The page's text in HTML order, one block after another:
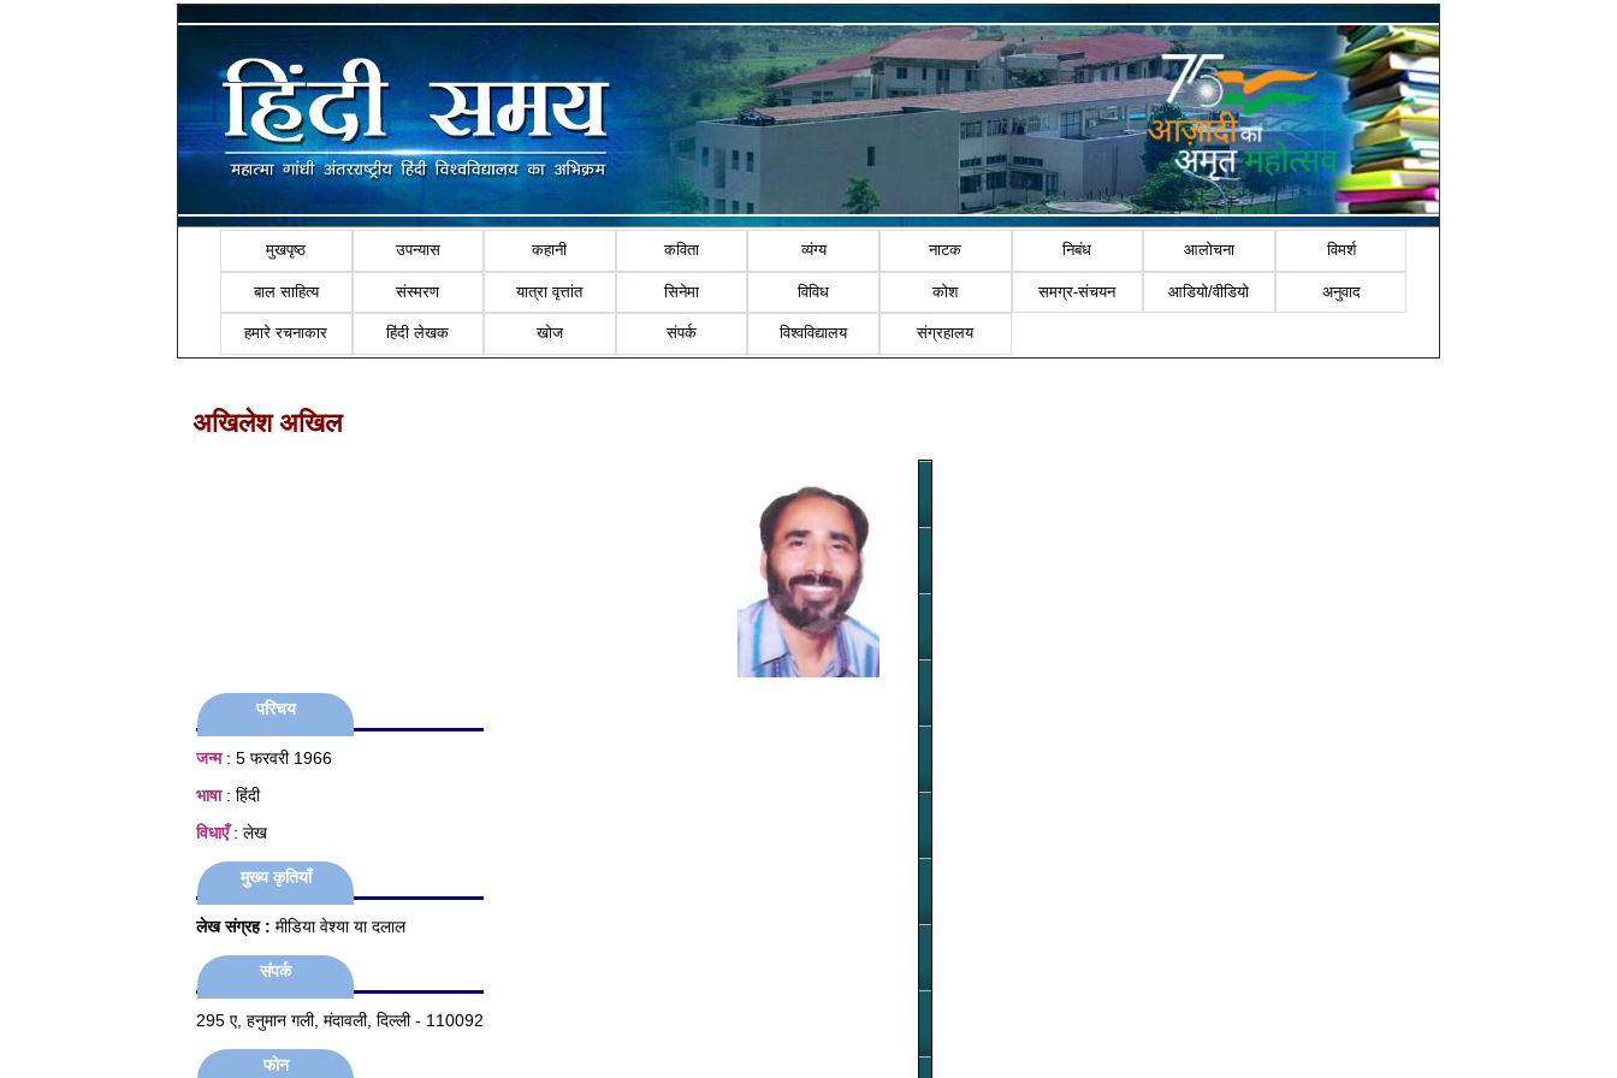
मुखपृष्ठ उपन्यास कहानी कविता व्यंग्य नाटक निबंध आलोचना विमर्श
बाल साहित्य संस्मरण यात्रा वृत्तांत सिनेमा विविध कोश समग्र-संचयन आडियो/वीडियो अनुवाद
हमारे रचनाकार हिंदी लेखक खोज संपर्क विश्वविद्यालय संग्रहालय
अखिलेश अखिल
परिचय
जन्म: 5 फरवरी 1966
भाषा: हिंदी
विधाएँ: लेख
मुख्य कृतियाँ
लेख संग्रह : मीडिया वेश्‍या या दलाल
संपर्क
295 ए, हनुमान गली, मंदावली, दिल्ली - 110092
फोन